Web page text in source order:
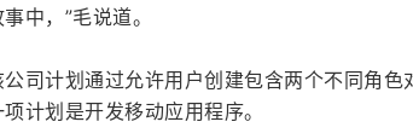
中，”毛说道。
司计划通过允许用户创建包含两个不同角
计划是开发移动应用程序。